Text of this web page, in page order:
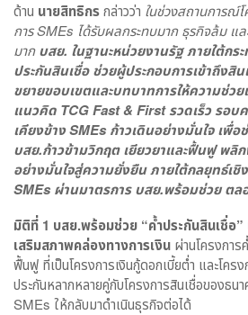
ด้าน นายสิทธิกรกล่าวว่า ในช่วงสถานการณ์
การ SMEs ได้รับผลกระทบมาก ธุรกิจล้ม แ
มากบสย. ในฐานะหน่วยงานรัฐ ภายใต้กร
ประกันสินเชื่อ ช่วยผู้ประกอบการเข้าถึงสิ
ขยายขอบเขตและบทบาทการให้ความช่ว
แนวคิด TCG Fast & First รวดเร็ว รอบ
เคียงข้าง SMEs ก้าวเดินอย่างมั่นใจ เพื่
บสย.ก้าวข้ามวิกฤต เยียวยาและฟื้นฟู พลิ
อย่างมั่นใจสู่ความยั่งยืน ภายใต้กลยุทธ์เชิ
SMEs ผ่านมาตรการ บสย.พร้อมช่วย ตล
มิติที่ 1 บสย.พร้อมช่วย “ค้ำประกันสินเชื่อ”
เสริมสภาพคล่องทางการเงิน ผ่านโครงการ
ฟื้นฟู ที่เป็นโครงการเงินกู้ดอกเบี้ยต่ำ และโคร
ประกันหลากหลายคู่กับโครงการสินเชื่อของธน
SMEs ให้กลับมาดำเนินธุรกิจต่อได้